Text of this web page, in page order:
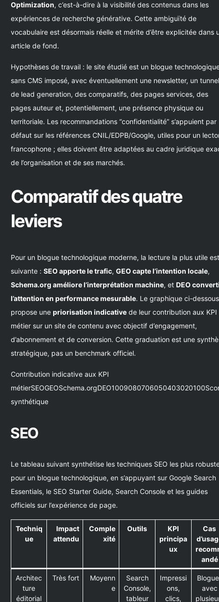
Optimization, c’est-à-dire à la visibilité des contenus dans les
expériences de recherche générative. Cette ambiguïté de
vocabulaire est désormais réelle et mérite d’être explicitée dans
article de fond.
Hypothèses de travail : le site étudié est un blogue
sans CMS imposé, avec éventuellement une newsletter, un
de lead generation, des comparatifs, des pages services, des
pages auteur et, potentiellement, une présence physique ou
territoriale. Les recommandations “confidentialité” s’appuient par
défaut sur les références CNIL/EDPB/Google, utiles pour un
francophone ; elles doivent être adaptées au cadre juridique
de l’organisation et de ses marchés.
Comparatif des quatre
leviers
Pour un blogue technologique moderne, la lecture la plus utile
suivante :SEO apporte le trafic,GEO capte l’intention locale,
Schema.org améliore l’interprétation machine, etDEO
l’attention en performance mesurable. Le graphique ci-dessous
propose unepriorisation indicative de leur contribution aux KPI
métier sur un site de contenu avec objectif d’engagement,
d’abonnement et de conversion. Cette graduation est une
stratégique, pas un benchmark officiel.
Contribution indicative aux KPI
synthétique
SEO
Le tableau suivant synthétise les techniques SEO les plus
pour un blogue technologique, en s’appuyant sur Google Search
Essentials, le SEO Starter Guide, Search Console et les guides
officiels sur l’expérience de page.
Techniq
ue
Impact
attendu
Comple
xité
Outils
KPI
principa
ux
Cas
andé
Architec
ture
éditorial
Très fort
Moyenn
e
Search
Console,
tableur
Impressi
ons,
clics,
avec